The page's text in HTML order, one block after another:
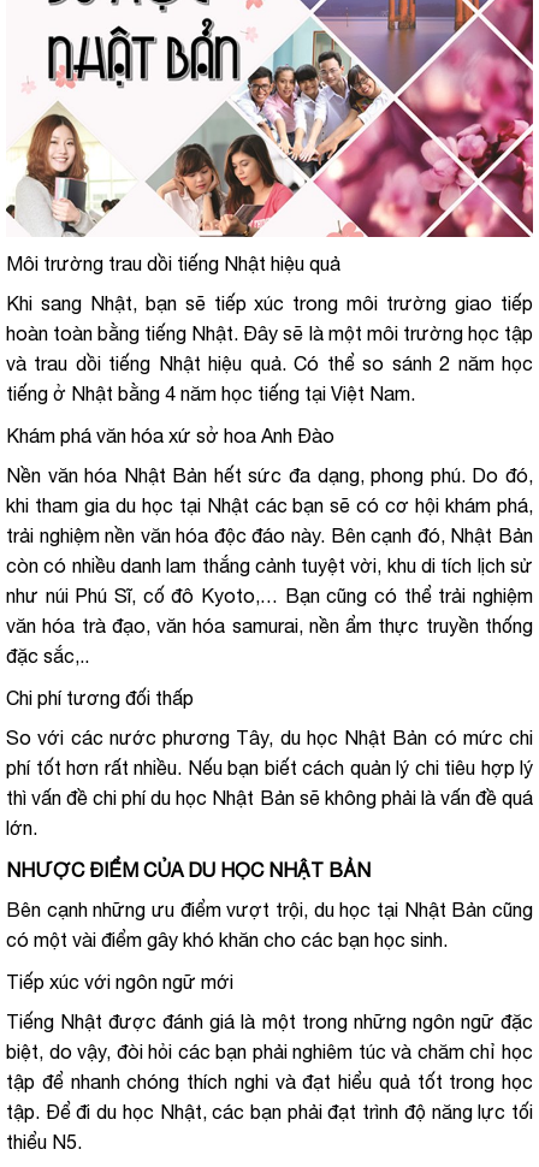
Môi trường trau dồi tiếng Nhật hiệu quả
Khi sang Nhật, bạn sẽ tiếp xúc trong môi trường giao tiếp
hoàn toàn bằng tiếng Nhật. Đây sẽ là một môi trường học tập
và trau dồi tiếng Nhật hiệu quả. Có thể so sánh 2 năm học
tiếng ở Nhật bằng 4 năm học tiếng tại Việt Nam.
Khám phá văn hóa xứ sở hoa Anh Đào
Nền văn hóa Nhật Bản hết sức đa dạng, phong phú. Do đó,
khi tham gia du học tại Nhật các bạn sẽ có cơ hội khám phá,
trải nghiệm nền văn hóa độc đáo này. Bên cạnh đó, Nhật Bản
còn có nhiều danh lam thắng cảnh tuyệt vời, khu di tích lịch sử
như núi Phú Sĩ, cố đô Kyoto,… Bạn cũng có thể trải nghiệm
văn hóa trà đạo, văn hóa samurai, nền ẩm thực truyền thống
đặc sắc,..
Chi phí tương đối thấp
So với các nước phương Tây, du học Nhật Bản có mức chi
phí tốt hơn rất nhiều. Nếu bạn biết cách quản lý chi tiêu hợp lý
thì vấn đề chi phí du học Nhật Bản sẽ không phải là vấn đề quá
lớn.
NHƯỢC ĐIỂM CỦA DU HỌC NHẬT BẢN
Bên cạnh những ưu điểm vượt trội, du học tại Nhật Bản cũng
có một vài điểm gây khó khăn cho các bạn học sinh.
Tiếp xúc với ngôn ngữ mới
Tiếng Nhật được đánh giá là một trong những ngôn ngữ đặc
biệt, do vậy, đòi hỏi các bạn phải nghiêm túc và chăm chỉ học
tập để nhanh chóng thích nghi và đạt hiểu quả tốt trong học
tập. Để đi du học Nhật, các bạn phải đạt trình độ năng lực tối
thiểu N5.